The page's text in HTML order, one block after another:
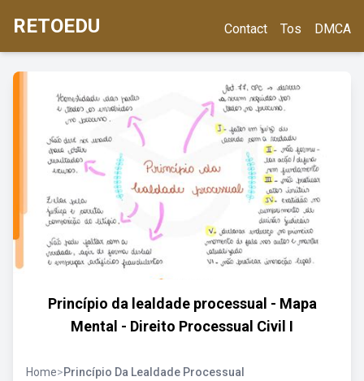
RETOEDU Contact Tos DMCA
Princípio da lealdade processual - Mapa
Mental - Direito Processual Civil I
Home>Princípio Da Lealdade Processual